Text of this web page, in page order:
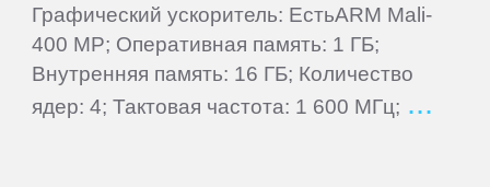
Графический ускоритель: ЕстьARM Mali-
400 MP; Оперативная память: 1 ГБ;
Внутренняя память: 16 ГБ; Количество
ядер: 4; Тактовая частота: 1 600 МГц;
Acer
ACME